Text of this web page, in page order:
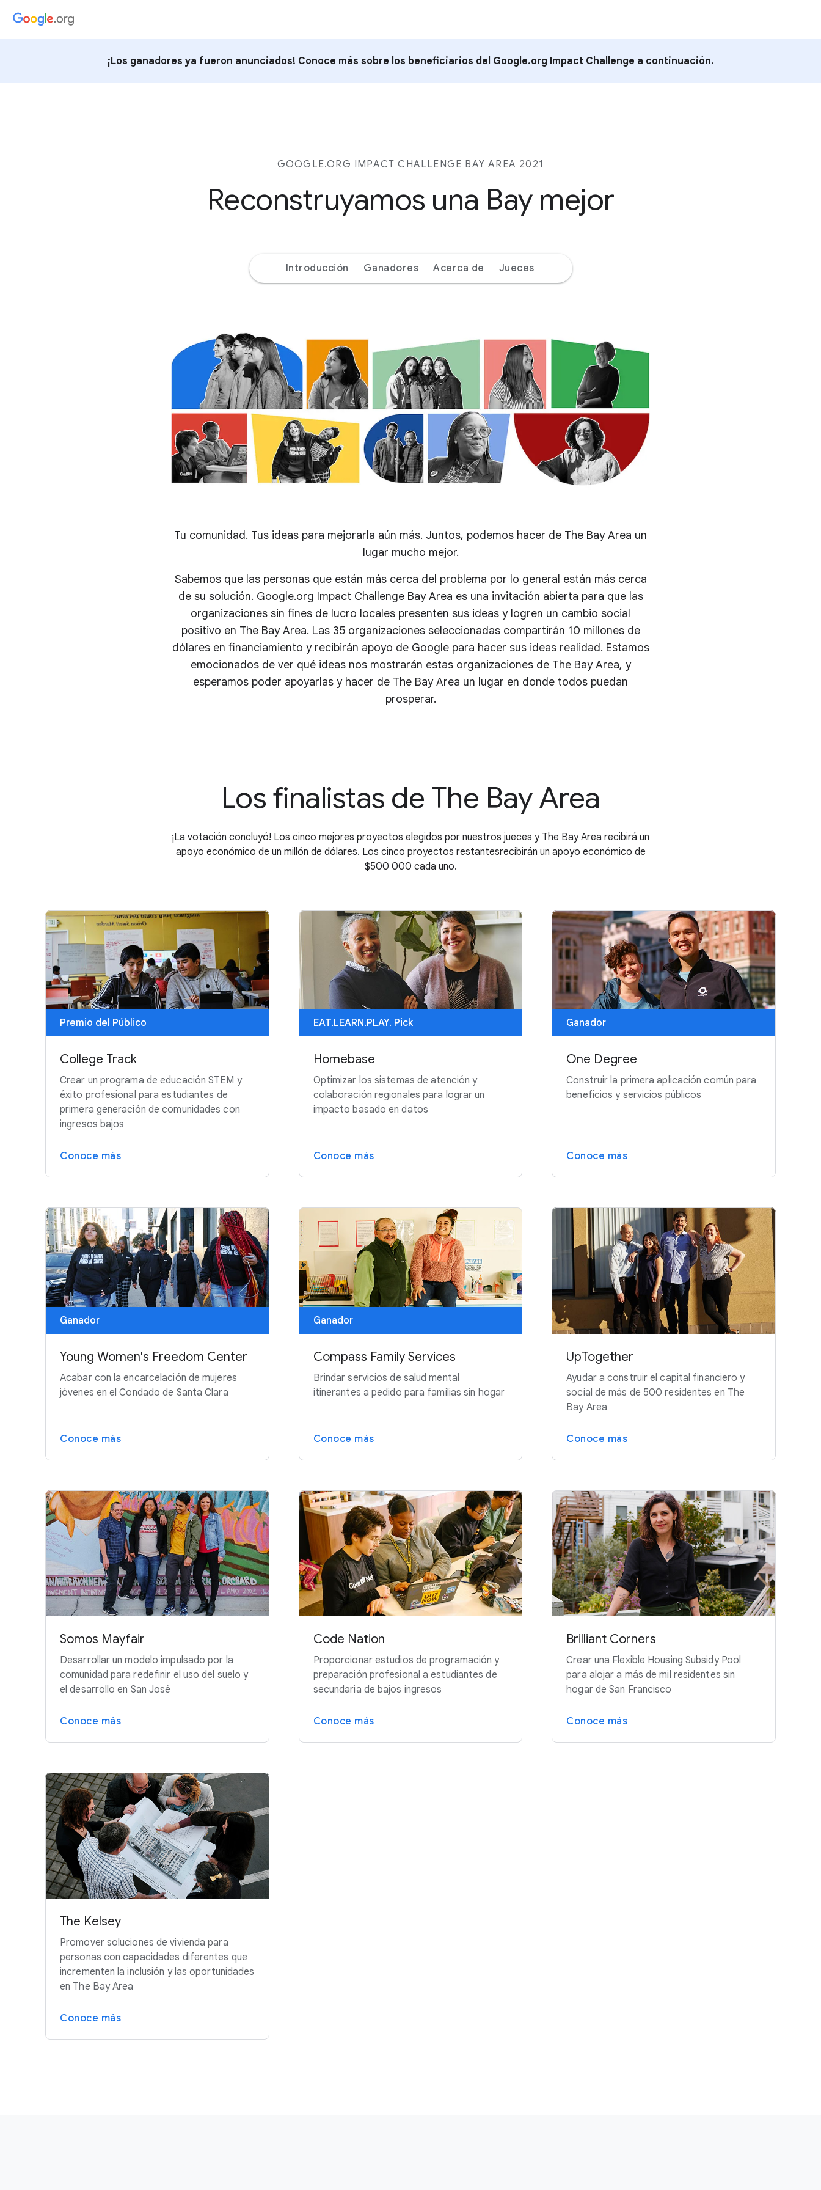
¡Los ganadores ya fueron anunciados! Conoce más sobre los beneficiarios del Google.org Impact Challenge a continuación.
GOOGLE.ORG IMPACT CHALLENGE BAY AREA 2021
Reconstruyamos una Bay mejor
Introducción Ganadores Acerca de Jueces
Tu comunidad. Tus ideas para mejorarla aún más. Juntos, podemos hacer de The Bay Area un
lugar mucho mejor.
Sabemos que las personas que están más cerca del problema por lo general están más cerca
de su solución. Google.org Impact Challenge Bay Area es una invitación abierta para que las
organizaciones sin fines de lucro locales presenten sus ideas y logren un cambio social
positivo en The Bay Area. Las 35 organizaciones seleccionadas compartirán 10 millones de
dólares en financiamiento y recibirán apoyo de Google para hacer sus ideas realidad. Estamos
emocionados de ver qué ideas nos mostrarán estas organizaciones de The Bay Area, y
esperamos poder apoyarlas y hacer de The Bay Area un lugar en donde todos puedan
prosperar.
Los finalistas de The Bay Area
¡La votación concluyó! Los cinco mejores proyectos elegidos por nuestros jueces y The Bay Area recibirá un
apoyo económico de un millón de dólares. Los cinco proyectos restantesrecibirán un apoyo económico de
$500 000 cada uno.
Premio del Público
College Track
Crear un programa de educación STEM y
éxito profesional para estudiantes de
primera generación de comunidades con
ingresos bajos
Conoce más
EAT.LEARN.PLAY. Pick
Homebase
Optimizar los sistemas de atención y
colaboración regionales para lograr un
impacto basado en datos
Conoce más
Ganador
One Degree
Construir la primera aplicación común para
beneficios y servicios públicos
Conoce más
Ganador
Young Women's Freedom Center
Acabar con la encarcelación de mujeres
jóvenes en el Condado de Santa Clara
Conoce más
Ganador
Compass Family Services
Brindar servicios de salud mental
itinerantes a pedido para familias sin hogar
Conoce más
UpTogether
Ayudar a construir el capital financiero y
social de más de 500 residentes en The
Bay Area
Conoce más
Somos Mayfair
Desarrollar un modelo impulsado por la
comunidad para redefinir el uso del suelo y
el desarrollo en San José
Conoce más
Code Nation
Proporcionar estudios de programación y
preparación profesional a estudiantes de
secundaria de bajos ingresos
Conoce más
Brilliant Corners
Crear una Flexible Housing Subsidy Pool
para alojar a más de mil residentes sin
hogar de San Francisco
Conoce más
The Kelsey
Promover soluciones de vivienda para
personas con capacidades diferentes que
incrementen la inclusión y las oportunidades
en The Bay Area
Conoce más